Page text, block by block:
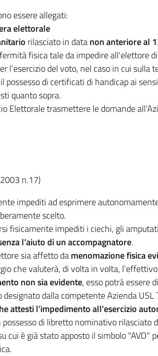
essere allegati:
elettorale
rilasciato in datanon anteriore al
fisica tale da impedire all'elettore
l’esercizio del voto, nel caso in cui
possesso di certificati di handicap ai
quanto sopra.
Elettorale trasmettere le domande
n.17)
impediti ad esprimere
scelto.
fisicamente impediti i ciechi, gli
l’aiuto di un accompagnatore.
sia affetto damenomazione fisica
che valuterà, di volta in volta,
non sia evidente, esso potrà essere
dalla competente Azienda
attesti l’impedimento all'esercizio
possesso di libretto nominativo
cui è già stato apposto il simbolo